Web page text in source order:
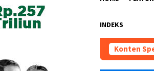
INDEKS
Konten
HIPMI